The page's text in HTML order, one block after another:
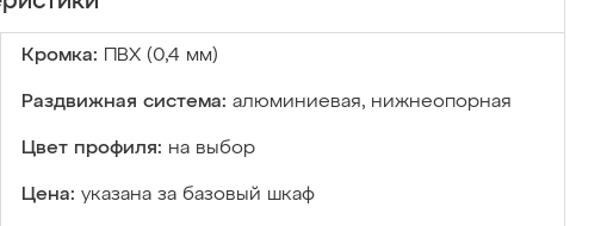
Кромка: ПВХ (0,4 мм)
Раздвижная система: алюминиевая, нижнеопорная
Цвет профиля: на выбор
Цена: указана за базовый шкаф